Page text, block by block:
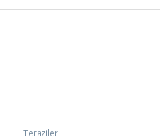
Teraziler